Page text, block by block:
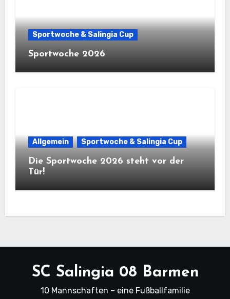
Sportwoche & Salingia Cup
Sportwoche 2026
Allgemein Sportwoche & Salingia Cup
Die Sportwoche 2026 steht vor der
Tür!
SC Salingia 08 Barmen
10 Mannschaften – eine Fußballfamilie